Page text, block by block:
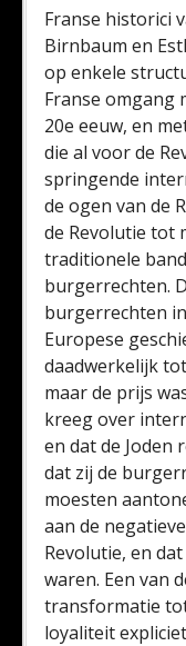
Franse historici
Birnbaum en
op enkele
Franse omgang
20e eeuw, en
die al voor de
springende
de ogen van de
de Revolutie tot
traditionele
burgerrechten.
burgerrechten
Europese
daadwerkelijk
maar de prijs
kreeg over
en dat de Joden
dat zij de
moesten
aan de
Revolutie, en
waren. Een van
transformatie
loyaliteit